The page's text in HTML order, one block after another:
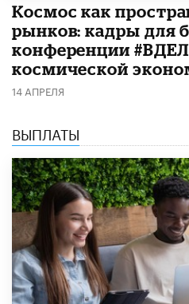
Космос как
рынков: кадры для
конференции
космической
14 АПРЕЛЯ
ВЫПЛАТЫ